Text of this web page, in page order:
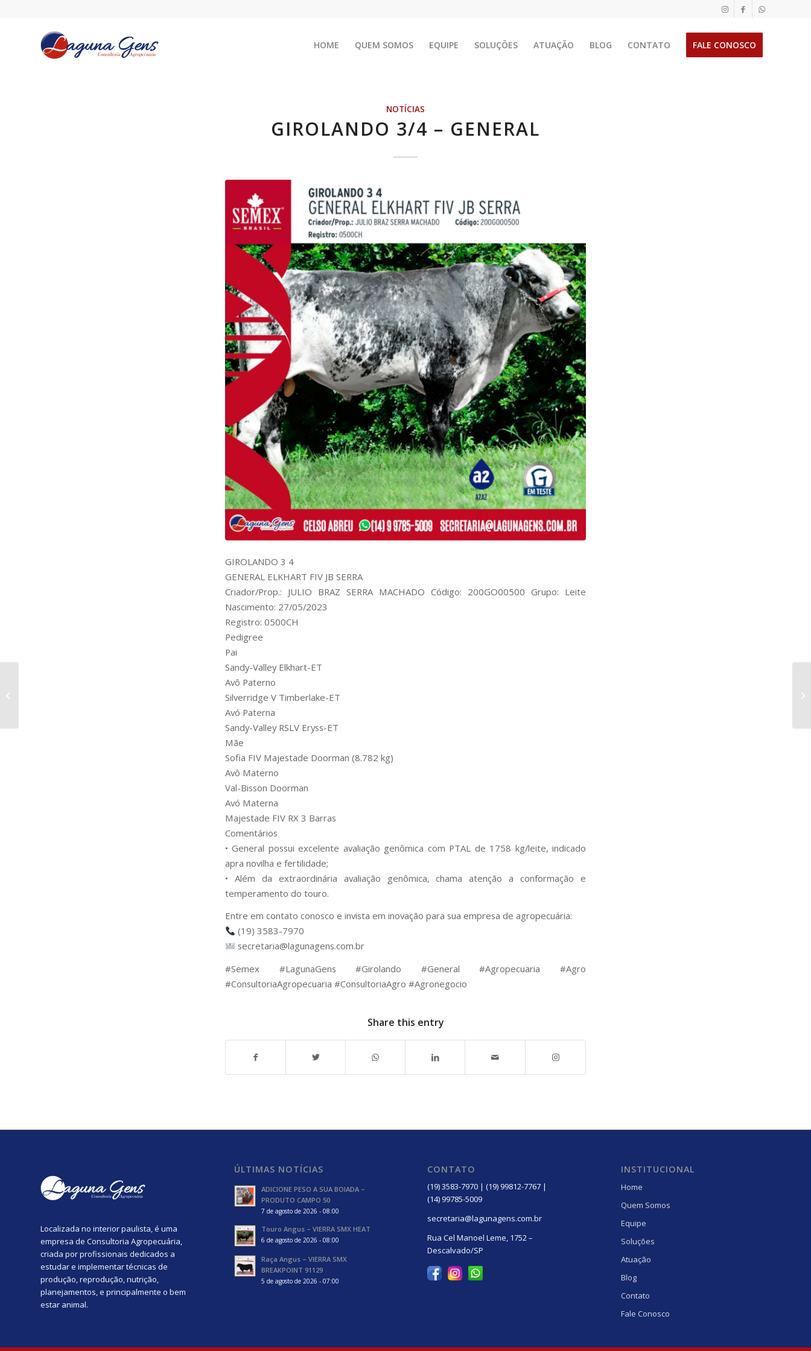
HOME QUEM SOMOS EQUIPE SOLUÇÕES ATUAÇÃO BLOG CONTATO FALE CONOSCO
NOTÍCIAS
GIROLANDO 3/4 – GENERAL
GIROLANDO 3 4
GENERAL ELKHART FIV JB SERRA
Criador/Prop.: JULIO BRAZ SERRA MACHADO Código: 200GO00500 Grupo: Leite
Nascimento: 27/05/2023
Registro: 0500CH
Pedigree
Pai
Sandy-Valley Elkhart-ET
Avô Paterno
Silverridge V Timberlake-ET
Avó Paterna
Sandy-Valley RSLV Eryss-ET
Mãe
Sofia FIV Majestade Doorman (8.782 kg)
Avô Materno
Val-Bisson Doorman
Avó Materna
Majestade FIV RX 3 Barras
Comentários
• General possui excelente avaliação genômica com PTAL de 1758 kg/leite, indicado
apra novilha e fertilidade;
• Além da extraordinária avaliação genômica, chama atenção a conformação e
temperamento do touro.
Entre em contato conosco e invista em inovação para sua empresa de agropecuária:
(19) 3583-7970
secretaria@lagunagens.com.br
#Semex #LagunaGens #Girolando #General #Agropecuaria #Agro
#ConsultoriaAgropecuaria #ConsultoriaAgro #Agronegocio
Share this entry
Localizada no interior paulista, é uma
empresa de Consultoria Agropecuária,
criada por profissionais dedicados a
estudar e implementar técnicas de
produção, reprodução, nutrição,
planejamentos, e principalmente o bem
estar animal.
ÚLTIMAS NOTÍCIAS
ADICIONE PESO A SUA BOIADA –
PRODUTO CAMPO 50
7 de agosto de 2026 - 08:00
Touro Angus – VIERRA SMX HEAT
6 de agosto de 2026 - 08:00
Raça Angus – VIERRA SMX
BREAKPOINT 91129
5 de agosto de 2026 - 07:00
CONTATO
(19) 3583-7970 | (19) 99812-7767 |
(14) 99785-5009
secretaria@lagunagens.com.br
Rua Cel Manoel Leme, 1752 –
Descalvado/SP
INSTITUCIONAL
Home
Quem Somos
Equipe
Soluções
Atuação
Blog
Contato
Fale Conosco